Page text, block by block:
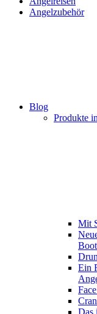
Angelzubehör
Blog
Produkte
Mit
Ein
Das